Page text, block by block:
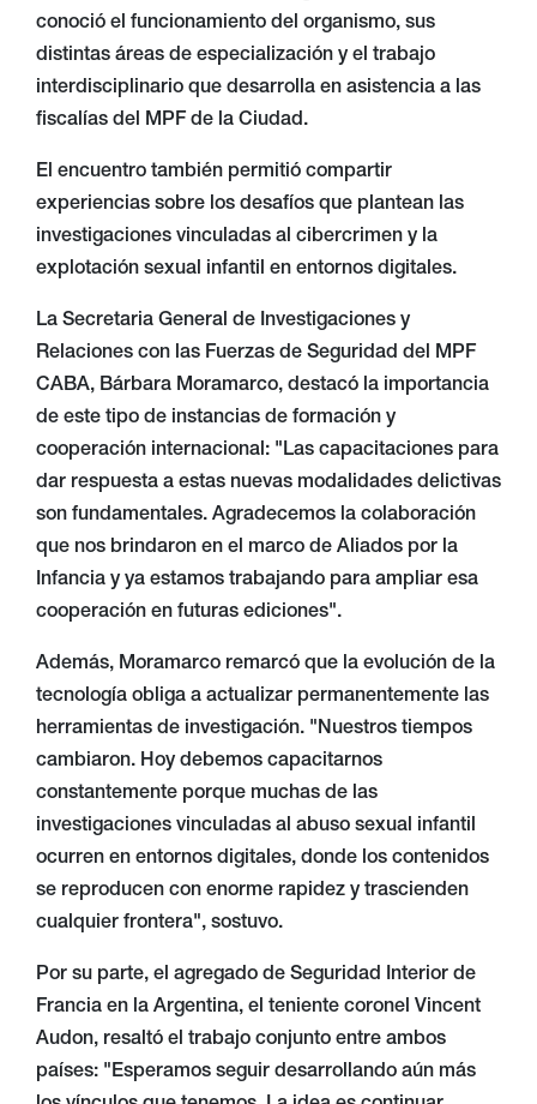
conoció el funcionamiento del organismo, sus
distintas áreas de especialización y el trabajo
interdisciplinario que desarrolla en asistencia a las
fiscalías del MPF de la Ciudad.
El encuentro también permitió compartir
experiencias sobre los desafíos que plantean las
investigaciones vinculadas al cibercrimen y la
explotación sexual infantil en entornos digitales.
La Secretaria General de Investigaciones y
Relaciones con las Fuerzas de Seguridad del MPF
CABA, Bárbara Moramarco, destacó la importancia
de este tipo de instancias de formación y
cooperación internacional: "Las capacitaciones para
dar respuesta a estas nuevas modalidades delictivas
son fundamentales. Agradecemos la colaboración
que nos brindaron en el marco de Aliados por la
Infancia y ya estamos trabajando para ampliar esa
cooperación en futuras ediciones".
Además, Moramarco remarcó que la evolución de la
tecnología obliga a actualizar permanentemente las
herramientas de investigación. "Nuestros tiempos
cambiaron. Hoy debemos capacitarnos
constantemente porque muchas de las
investigaciones vinculadas al abuso sexual infantil
ocurren en entornos digitales, donde los contenidos
se reproducen con enorme rapidez y trascienden
cualquier frontera", sostuvo.
Por su parte, el agregado de Seguridad Interior de
Francia en la Argentina, el teniente coronel Vincent
Audon, resaltó el trabajo conjunto entre ambos
países: "Esperamos seguir desarrollando aún más